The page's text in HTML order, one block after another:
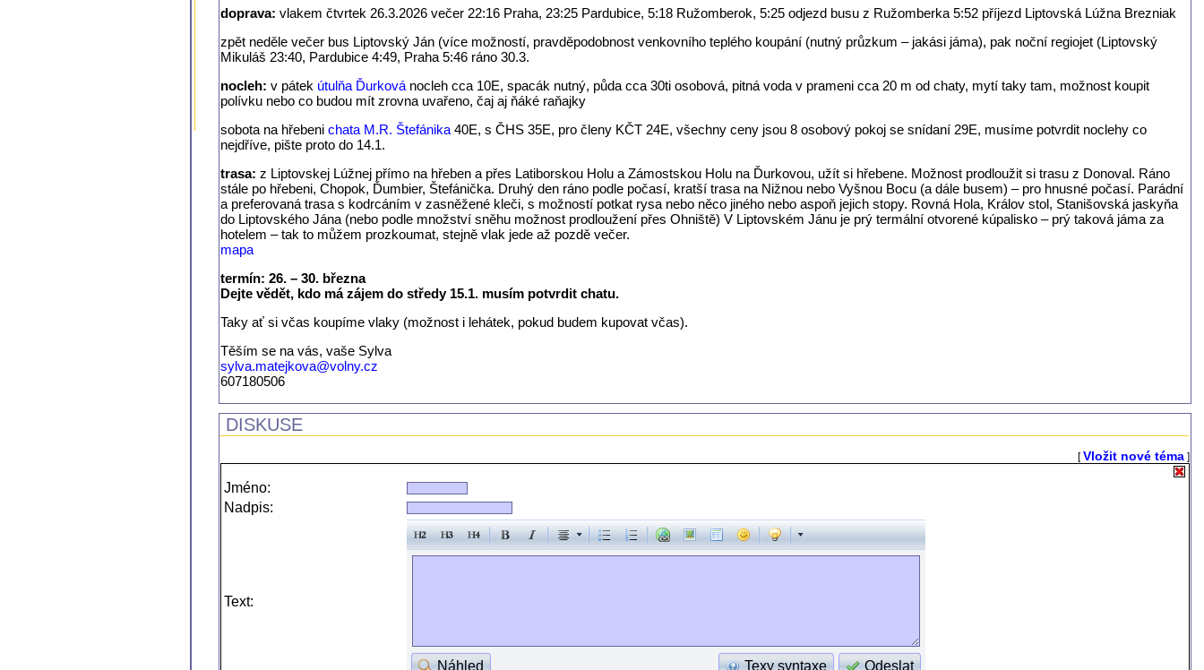
doprava: vlakem čtvrtek 26.3.2026 večer 22:16 Praha, 23:25 Pardubice, 5:18 Ružomberok, 5:25 odjezd busu z Ružomberka 5:52 příjezd Liptovská Lúžna Brezniak
zpět neděle večer bus Liptovský Ján (více možností, pravděpodobnost venkovního teplého koupání (nutný průzkum – jakási jáma), pak noční regiojet (Liptovský
Mikuláš 23:40, Pardubice 4:49, Praha 5:46 ráno 30.3.
nocleh: v pátek útulňa Ďurková nocleh cca 10E, spacák nutný, půda cca 30ti osobová, pitná voda v prameni cca 20 m od chaty, mytí taky tam, možnost koupit
polívku nebo co budou mít zrovna uvařeno, čaj aj ňáké raňajky
sobota na hřebenichata M.R. Štefánika 40E, s ČHS 35E, pro členy KČT 24E, všechny ceny jsou 8 osobový pokoj se snídaní 29E, musíme potvrdit noclehy co
nejdříve, pište proto do 14.1.
trasa: z Liptovskej Lúžnej přímo na hřeben a přes Latiborskou Holu a Zámostskou Holu na Ďurkovou, užít si hřebene. Možnost prodloužit si trasu z Donoval. Ráno
stále po hřebeni, Chopok, Ďumbier, Štefánička. Druhý den ráno podle počasí, kratší trasa na Nižnou nebo Vyšnou Bocu (a dále busem) – pro hnusné počasí. Parádní
a preferovaná trasa s kodrcáním v zasněžené kleči, s možností potkat rysa nebo něco jiného nebo aspoň jejich stopy. Rovná Hola, Králov stol, Stanišovská jaskyňa
do Liptovského Jána (nebo podle množství sněhu možnost prodloužení přes Ohniště) V Liptovském Jánu je prý termální otvorené kúpalisko – prý taková jáma za
hotelem – tak to můžem prozkoumat, stejně vlak jede až pozdě večer.
mapa
termín: 26. – 30. března
Dejte vědět, kdo má zájem do středy 15.1. musím potvrdit chatu.
Taky ať si včas koupíme vlaky (možnost i lehátek, pokud budem kupovat včas).
Těším se na vás, vaše Sylva
sylva.matejkova@volny.cz
607180506
DISKUSE
[Vložit nové téma]
Jméno:
Nadpis:
Text:
Náhled Texy syntaxe Odeslat